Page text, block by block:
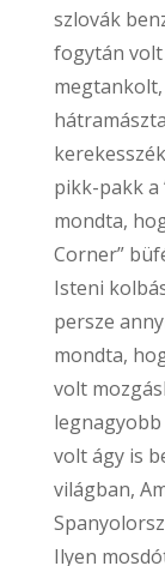
szlovák
fogytán volt
pikk-pakk a
mondta,
Corner”
Isteni
persze
mondta,
volt
volt ágy is
világban,
Ilyen